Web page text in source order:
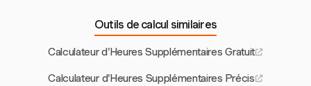
Outils de calcul similaires
Calculateur d'Heures Supplémentaires Gratuit
Calculateur d'Heures Supplémentaires Précis